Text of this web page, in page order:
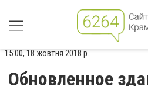
15:00, 18 жовтня 2018 р.
Обновленное